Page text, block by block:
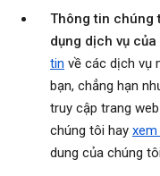
Thông tin chúng
dụng dịch vụ
tin về các dịch vụ
bạn, chẳng hạn
truy cập trang
chúng tôi hay
dung của chúng